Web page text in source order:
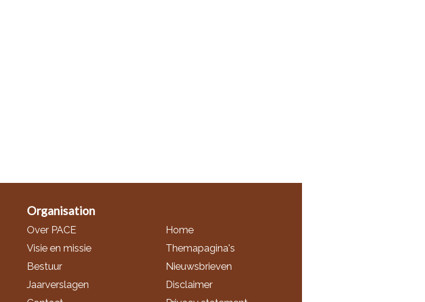
Organisation
Over PACE
Visie en missie
Bestuur
Jaarverslagen
Home
Themapagina's
Nieuwsbrieven
Disclaimer